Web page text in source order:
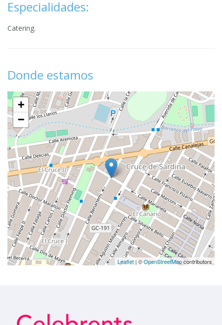
Especialidades:
Catering.
Donde estamos
+
−
Leaflet | ©OpenStreetMapcontributors